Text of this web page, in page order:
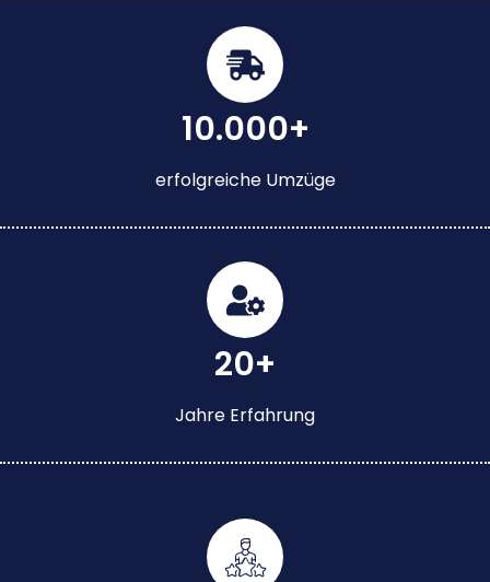
10.000+
erfolgreiche Umzüge
20+
Jahre Erfahrung